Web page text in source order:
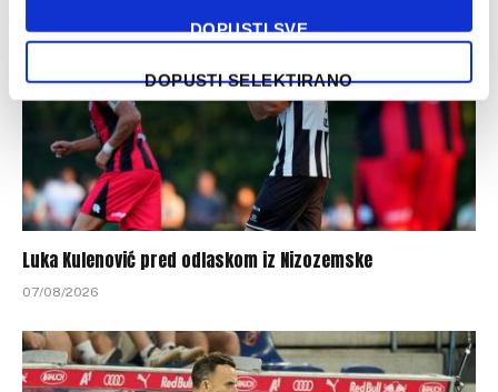
DOPUSTI SVE
DOPUSTI SELEKTIRANO
Luka Kulenović pred odlaskom iz Nizozemske
07/08/2026